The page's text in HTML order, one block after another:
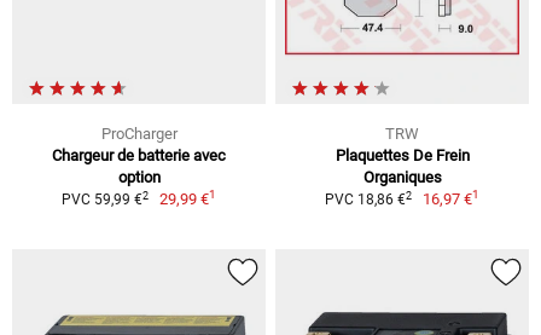
ProCharger
Chargeur de batterie avec
option
PVC 59,99 €2 29,99 €1
TRW
Plaquettes De Frein
Organiques
PVC 18,86 €2 16,97 €1